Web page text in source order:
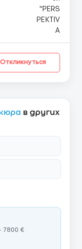
обязанностей.
Откликнуться
в других
7800 €